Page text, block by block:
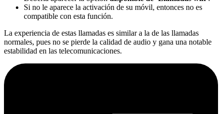
Si no le aparece la activación de su móvil, entonces no es
compatible con esta función.
La experiencia de estas llamadas es similar a la de las llamadas
normales, pues no se pierde la calidad de audio y gana una notable
estabilidad en las telecomunicaciones.